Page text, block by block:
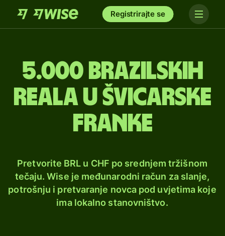
Registrirajte se
5.000 brazilskih
reala u švicarske
franke
Pretvorite BRL u CHF po srednjem tržišnom
tečaju. Wise je međunarodni račun za slanje,
potrošnju i pretvaranje novca pod uvjetima koje
ima lokalno stanovništvo.